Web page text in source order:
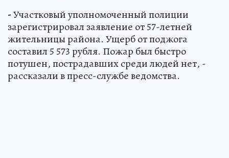
-Участковый уполномоченный полиции
зарегистрировал заявление от 57-летней
жительницы района. Ущерб от поджога
составил 5 573 рубля. Пожар был быстро
потушен, пострадавших среди людей нет, -
рассказали в пресс-службе ведомства.